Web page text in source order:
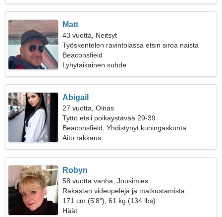
Matt
43 vuotta, Neitsyt
Työskentelen ravintolassa etsin siroa naista
Beaconsfield
Lyhytaikainen suhde
Abigail
27 vuotta, Oinas
Tyttö etsii poikaystävää 29-39
Beaconsfield, Yhdistynyt kuningaskunta
Aito rakkaus
Robyn
58 vuotta vanha, Jousimies
Rakastan videopelejä ja matkustamista
171 cm (5'8"), 61 kg (134 lbs)
Häät